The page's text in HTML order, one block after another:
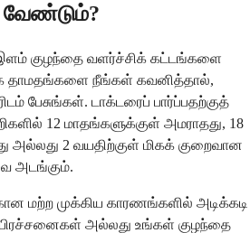
வேண்டும்?
குழந்தை வளர்ச்சிக் கட்டங்களை
தாமதங்களை நீங்கள் கவனித்தால்,
பேசுங்கள். டாக்டரைப் பார்ப்பதற்குத்
12 மாதங்களுக்குள் அமராதது, 18
அல்லது 2 வயதிற்குள் மிகக் குறைவான
அடங்கும்.
மற்ற முக்கிய காரணங்களில் அடிக்கடி
பிரச்சனைகள் அல்லது உங்கள் குழந்தை